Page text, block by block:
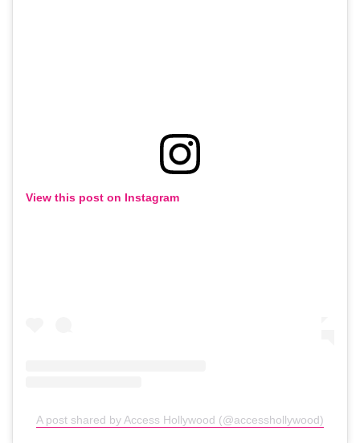
View this post on Instagram
A post shared by Access Hollywood (@accesshollywood)